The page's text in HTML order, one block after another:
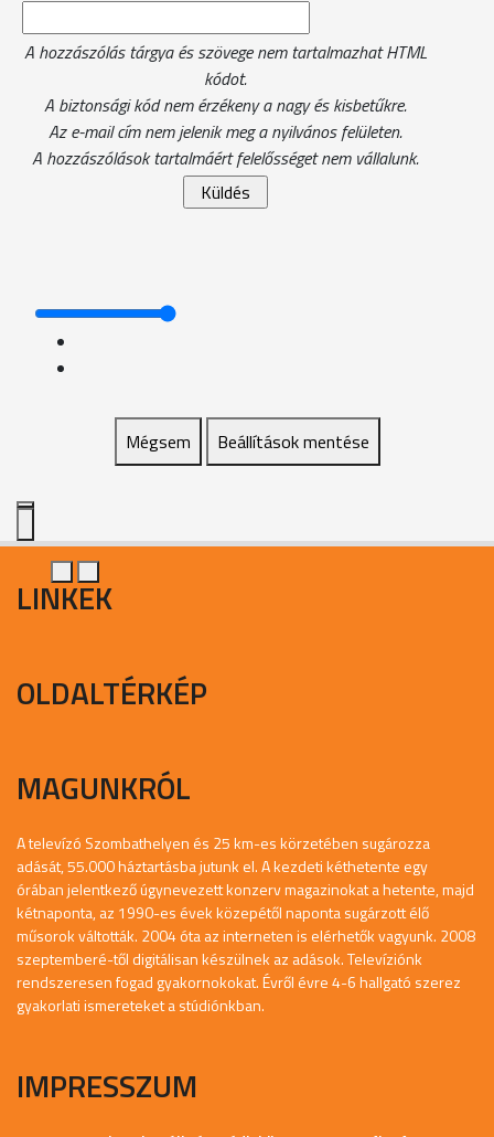
A hozzászólás tárgya és szövege nem tartalmazhat HTML
kódot.
A biztonsági kód nem érzékeny a nagy és kisbetűkre.
Az e-mail cím nem jelenik meg a nyilvános felületen.
A hozzászólások tartalmáért felelősséget nem vállalunk.
Mégsem Beállítások mentése
LINKEK
OLDALTÉRKÉP
MAGUNKRÓL
A televízó Szombathelyen és 25 km-es körzetében sugározza
adását, 55.000 háztartásba jutunk el. A kezdeti kéthetente egy
órában jelentkező úgynevezett konzerv magazinokat a hetente, majd
kétnaponta, az 1990-es évek közepétől naponta sugárzott élő
műsorok váltották. 2004 óta az interneten is elérhetők vagyunk. 2008
szeptemberé-től digitálisan készülnek az adások. Televíziónk
rendszeresen fogad gyakornokokat. Évről évre 4-6 hallgató szerez
gyakorlati ismereteket a stúdiónkban.
IMPRESSZUM